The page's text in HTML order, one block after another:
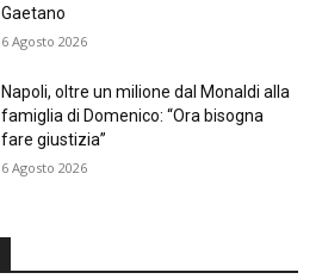
Gaetano
6 Agosto 2026
Napoli, oltre un milione dal Monaldi alla
famiglia di Domenico: “Ora bisogna
fare giustizia”
6 Agosto 2026